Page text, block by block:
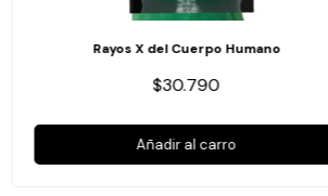
Rayos X del Cuerpo Humano
$30.790
Añadir al carro